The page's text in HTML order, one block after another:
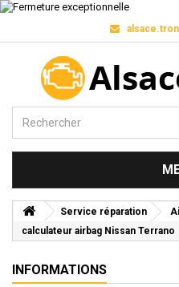
Service réparation
calculateur airbag Nissan Terrano
INFORMATIONS